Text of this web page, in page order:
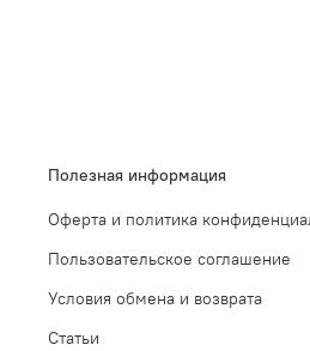
Полезная информация
Оферта и политика
Пользовательское соглашение
Условия обмена и возврата
Статьи